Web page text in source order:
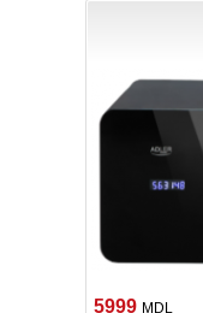
5999 MDL